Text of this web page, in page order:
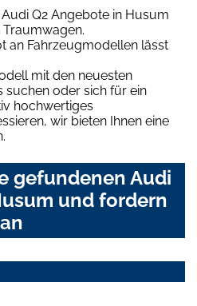
Q2 Angebote in Husum
Traumwagen.
an Fahrzeugmodellen lässt
mit den neuesten
suchen oder sich für ein
hochwertiges
wir bieten Ihnen eine
gefundenen Audi
und fordern